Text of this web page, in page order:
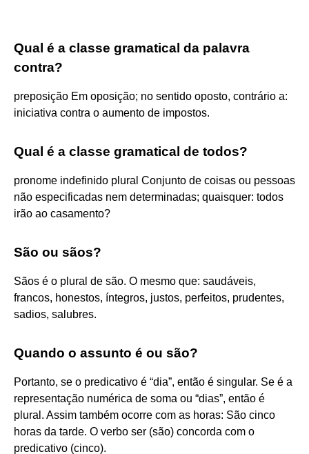
Qual é a classe gramatical da palavra
contra?
preposição Em oposição; no sentido oposto, contrário a:
iniciativa contra o aumento de impostos.
Qual é a classe gramatical de todos?
pronome indefinido plural Conjunto de coisas ou pessoas
não especificadas nem determinadas; quaisquer: todos
irão ao casamento?
São ou sãos?
Sãos é o plural de são. O mesmo que: saudáveis,
francos, honestos, íntegros, justos, perfeitos, prudentes,
sadios, salubres.
Quando o assunto é ou são?
Portanto, se o predicativo é “dia”, então é singular. Se é a
representação numérica de soma ou “dias”, então é
plural. Assim também ocorre com as horas: São cinco
horas da tarde. O verbo ser (são) concorda com o
predicativo (cinco).